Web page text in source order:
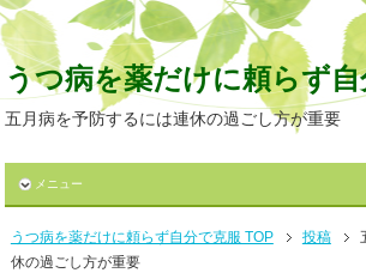
うつ病を薬だけに頼らず
五月病を予防するには連休の過ごし方が重要
メニュー
うつ病を薬だけに頼らず自分で克服 TOP 投稿
休の過ごし方が重要